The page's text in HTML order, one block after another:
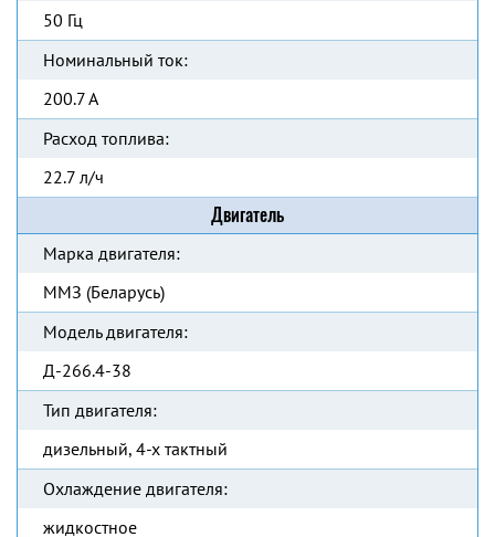
50 Гц
Номинальный ток:
200.7 А
Расход топлива:
22.7 л/ч
Двигатель
Марка двигателя:
ММЗ (Беларусь)
Модель двигателя:
Д-266.4-38
Тип двигателя:
дизельный, 4-х тактный
Охлаждение двигателя:
жидкостное